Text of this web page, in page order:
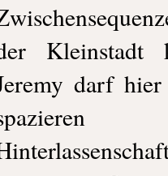
Kleinstadt
darf